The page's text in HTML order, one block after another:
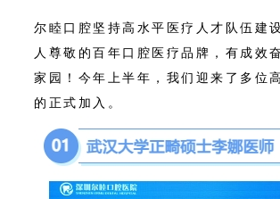
尔睦口腔坚持高水平医疗人才队伍建
人尊敬的百年口腔医疗品牌，有成效
家园！今年上半年，我们迎来了多位
的正式加入。